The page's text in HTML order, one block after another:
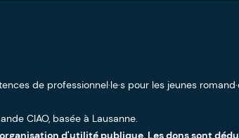
de professionnel·le·s pour les jeunes
CIAO, basée à Lausanne.
d'utilité publique. Les dons sont